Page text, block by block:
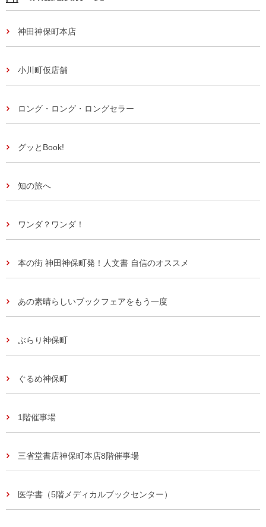
神田神保町本店
小川町仮店舗
ロング・ロング・ロングセラー
グッとBook!
知の旅へ
ワンダ？ワンダ！
本の街 神田神保町発！人文書 自信のオススメ
あの素晴らしいブックフェアをもう一度
ぶらり神保町
ぐるめ神保町
1階催事場
三省堂書店神保町本店8階催事場
医学書（5階メディカルブックセンター）